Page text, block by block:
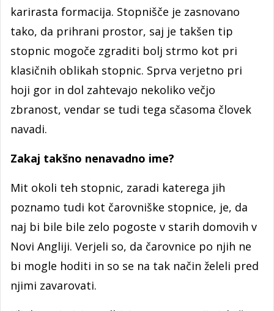
karirasta formacija. Stopnišče je zasnovano
tako, da prihrani prostor, saj je takšen tip
stopnic mogoče zgraditi bolj strmo kot pri
klasičnih oblikah stopnic. Sprva verjetno pri
hoji gor in dol zahtevajo nekoliko večjo
zbranost, vendar se tudi tega sčasoma človek
navadi.
Zakaj takšno nenavadno ime?
Mit okoli teh stopnic, zaradi katerega jih
poznamo tudi kot čarovniške stopnice, je, da
naj bi bile bile zelo pogoste v starih domovih v
Novi Angliji. Verjeli so, da čarovnice po njih ne
bi mogle hoditi in so se na tak način želeli pred
njimi zavarovati.